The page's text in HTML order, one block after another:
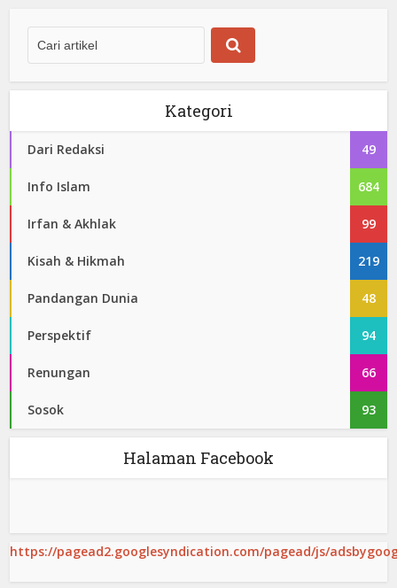
Kategori
Dari Redaksi 49
Info Islam 684
Irfan & Akhlak 99
Kisah & Hikmah 219
Pandangan Dunia 48
Perspektif 94
Renungan 66
Sosok 93
Halaman Facebook
https://pagead2.googlesyndication.com/pagead/js/